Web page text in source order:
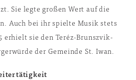
Sie legte großen Wert auf die
Auch bei ihr spielte Musik stets
erhielt sie den Teréz-Brunszvik-
der Gemeinde St. Iwan.